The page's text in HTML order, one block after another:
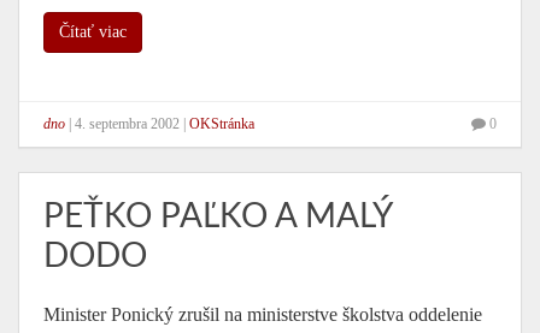
Čítať viac
dno 4. septembra 2002 OKStránka 0
PEŤKO PAĽKO A MALÝ
DODO
Minister Ponický zrušil na ministerstve školstva oddelenie